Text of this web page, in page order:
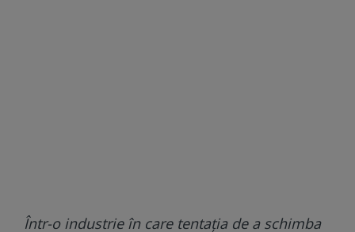
Într-o industrie în care tentația de a schimba